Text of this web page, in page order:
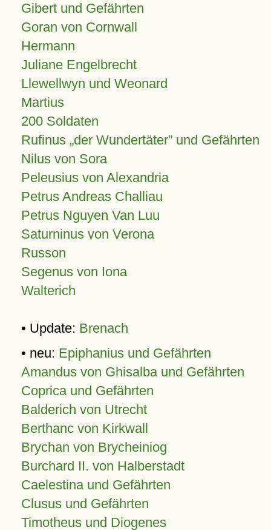
Gibert und Gefährten
Goran von Cornwall
Hermann
Juliane Engelbrecht
Llewellwyn und Weonard
Martius
200 Soldaten
Rufinus „der Wundertäter” und Gefährten
Nilus von Sora
Peleusius von Alexandria
Petrus Andreas Challiau
Petrus Nguyen Van Luu
Saturninus von Verona
Russon
Segenus von Iona
Walterich
• Update: Brenach
• neu: Epiphanius und Gefährten
Amandus von Ghisalba und Gefährten
Coprica und Gefährten
Balderich von Utrecht
Berthanc von Kirkwall
Brychan von Brycheiniog
Burchard II. von Halberstadt
Caelestina und Gefährten
Clusus und Gefährten
Timotheus und Diogenes